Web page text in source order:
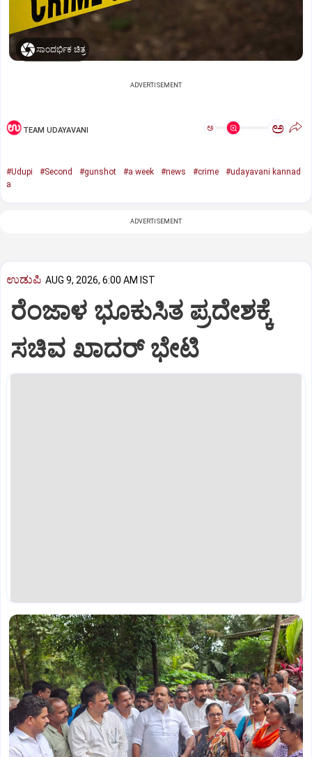
ಸಾಂದರ್ಭಿಕ ಚಿತ್ರ
ADVERTISEMENT
TEAM UDAYAVANI ಅ ಅ
#Udupi #Second #gunshot #a week #news #crime
#udayavani kannad
a
ADVERTISEMENT
ಉಡುಪಿ AUG 9, 2026, 6:00 AM IST
ರೆಂಜಾಳ ಭೂಕುಸಿತ ಪ್ರದೇಶಕ್ಕೆ
ಸಚಿವ ಖಾದರ್‌ ಭೇಟಿ